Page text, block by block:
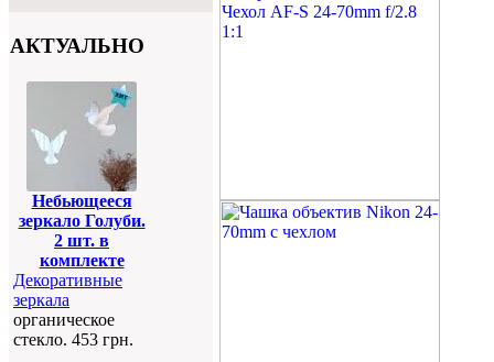
АКТУАЛЬНО
Небьющееся
зеркало Голуби.
2 шт. в
комплекте
Декоративные
зеркала
органическое
стекло. 453 грн.